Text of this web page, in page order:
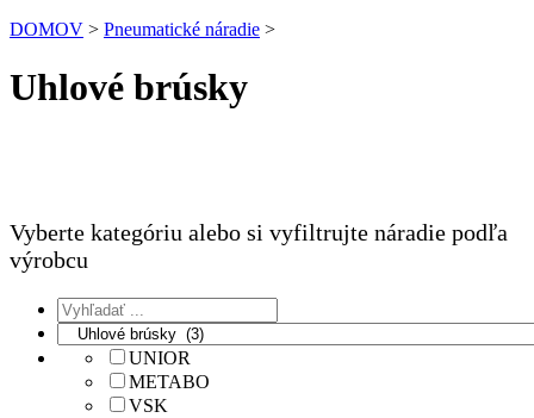
DOMOV > Pneumatické náradie >
Uhlové brúsky
Vyberte kategóriu alebo si vyfiltrujte náradie podľa
výrobcu
UNIOR
METABO
VSK